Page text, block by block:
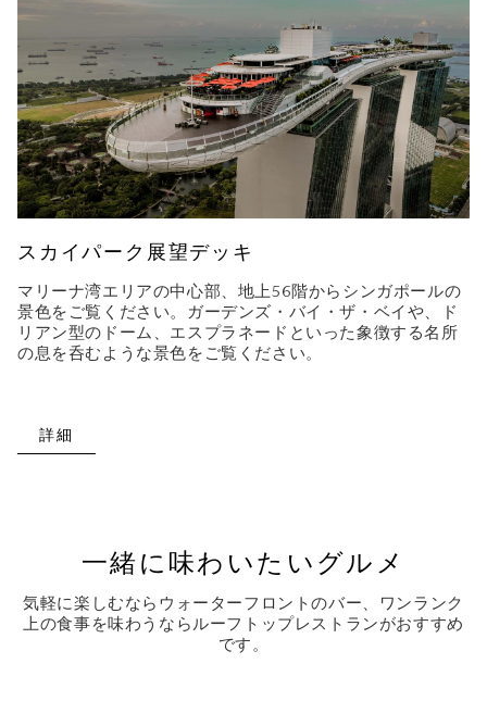
スカイパーク展望デッキ
マリーナ湾エリアの中心部、地上56階からシンガポールの
景色をご覧ください。ガーデンズ・バイ・ザ・ベイや、ド
リアン型のドーム、エスプラネードといった象徴する名所
の息を呑むような景色をご覧ください。
詳細
一緒に味わいたいグルメ
気軽に楽しむならウォーターフロントのバー、ワンランク
上の食事を味わうならルーフトップレストランがおすすめ
です。